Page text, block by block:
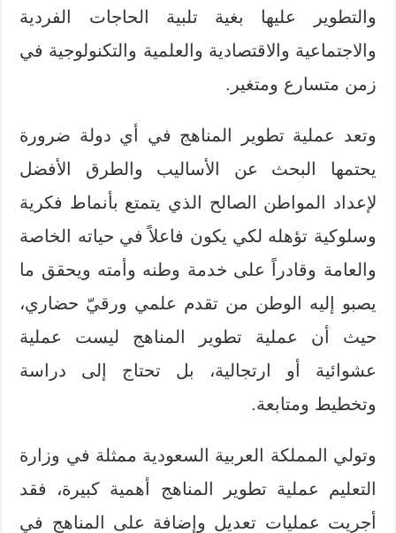
والتطوير عليها بغية تلبية الحاجات الفردية
والاجتماعية والاقتصادية والعلمية والتكنولوجية في
زمن متسارع ومتغير.
وتعد عملية تطوير المناهج في أي دولة ضرورة
يحتمها البحث عن الأساليب والطرق الأفضل
لإعداد المواطن الصالح الذي يتمتع بأنماط فكرية
وسلوكية تؤهله لكي يكون فاعلاً في حياته الخاصة
والعامة وقادراً على خدمة وطنه وأمته ويحقق ما
يصبو إليه الوطن من تقدم علمي ورقيّ حضاري،
حيث أن عملية تطوير المناهج ليست عملية
عشوائية أو ارتجالية، بل تحتاج إلى دراسة
وتخطيط ومتابعة.
وتولي المملكة العربية السعودية ممثلة في وزارة
التعليم عملية تطوير المناهج أهمية كبيرة، فقد
أجريت عمليات تعديل وإضافة على المناهج في